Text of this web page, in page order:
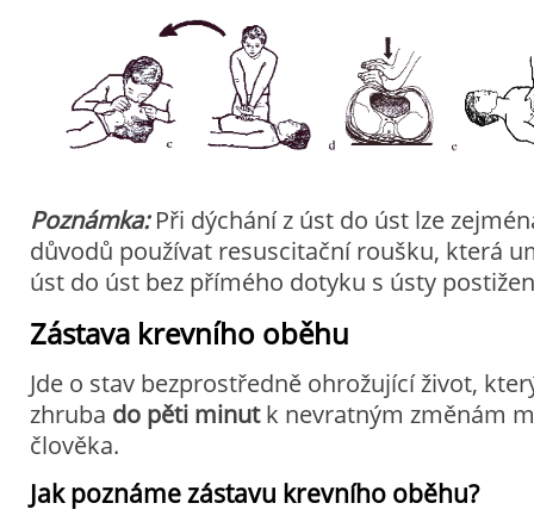
Poznámka:Při dýchání z úst do úst lze
důvodů používat resuscitační roušku, která
úst do úst bez přímého dotyku s ústy
Zástava krevního oběhu
Jde o stav bezprostředně ohrožující život,
zhruba do pěti minutk nevratným změnám
člověka.
Jak poznáme zástavu krevního oběhu?